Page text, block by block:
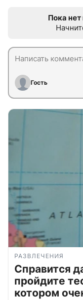
Пока
Гость
РАЗВЛЕЧЕНИЯ
Справится
пройдите
котором